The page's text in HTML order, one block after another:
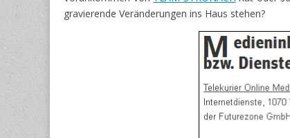
gravierende Veränderungen ins Haus stehen?